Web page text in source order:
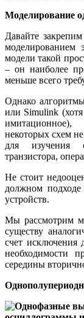
Моделирование
Давайте
моделированием
модели такой
– он наиболее
меньше всего
Однако
или Simulink
некоторых схем
для изучения
транзистора,
Не стоит
должном подходе
устройств.
Мы рассмотрим
существу
счет исключения
необходимости
середины